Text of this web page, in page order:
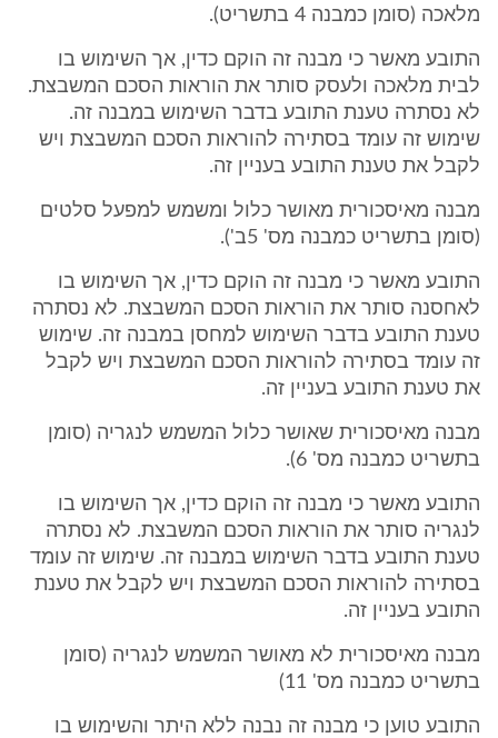
מלאכה (סומן כמבנה 4 בתשריט).
התובע מאשר כי מבנה זה הוקם כדין, אך השימוש בו
לבית מלאכה ולעסק סותר את הוראות הסכם המשבצת.
לא נסתרה טענת התובע בדבר השימוש במבנה זה.
שימוש זה עומד בסתירה להוראות הסכם המשבצת ויש
לקבל את טענת התובע בעניין זה.
מבנה מאיסכורית מאושר כלול ומשמש למפעל סלטים
(סומן בתשריט כמבנה מס' 5ב').
התובע מאשר כי מבנה זה הוקם כדין, אך השימוש בו
לאחסנה סותר את הוראות הסכם המשבצת. לא נסתרה
טענת התובע בדבר השימוש למחסן במבנה זה. שימוש
זה עומד בסתירה להוראות הסכם המשבצת ויש לקבל
את טענת התובע בעניין זה.
מבנה מאיסכורית שאושר כלול המשמש לנגריה (סומן
בתשריט כמבנה מס' 6).
התובע מאשר כי מבנה זה הוקם כדין, אך השימוש בו
לנגריה סותר את הוראות הסכם המשבצת. לא נסתרה
טענת התובע בדבר השימוש במבנה זה. שימוש זה עומד
בסתירה להוראות הסכם המשבצת ויש לקבל את טענת
התובע בעניין זה.
מבנה מאיסכורית לא מאושר המשמש לנגריה (סומן
בתשריט כמבנה מס' 11)
התובע טוען כי מבנה זה נבנה ללא היתר והשימוש בו